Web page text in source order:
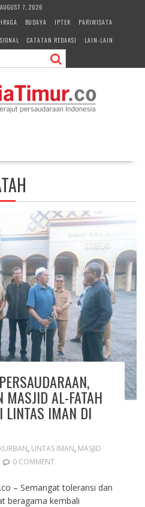
7, 2026
BUDAYA IPTEK
PARIWISATA
CATATAN REDAKSI LAIN-LAIN
MASJID AL-FATAH
LINTAS IMAN DI
KURBAN, LINTAS IMAN, MASJID
0 COMMENT
– Semangat toleransi dan
beragama kembali